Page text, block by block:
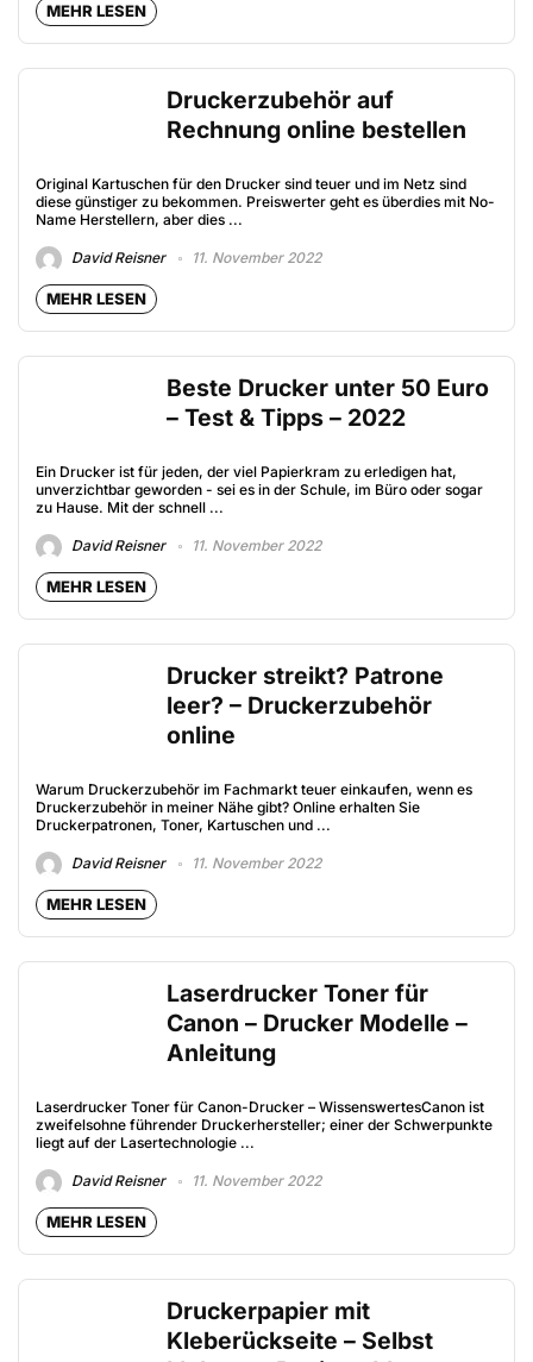
MEHR LESEN
Druckerzubehör auf
Rechnung online bestellen
Original Kartuschen für den Drucker sind teuer und im Netz sind
diese günstiger zu bekommen. Preiswerter geht es überdies mit No-
Name Herstellern, aber dies ...
David Reisner 11. November 2022
MEHR LESEN
Beste Drucker unter 50 Euro
– Test & Tipps – 2022
Ein Drucker ist für jeden, der viel Papierkram zu erledigen hat,
unverzichtbar geworden - sei es in der Schule, im Büro oder sogar
zu Hause. Mit der schnell ...
David Reisner 11. November 2022
MEHR LESEN
Drucker streikt? Patrone
leer? – Druckerzubehör
online
Warum Druckerzubehör im Fachmarkt teuer einkaufen, wenn es
Druckerzubehör in meiner Nähe gibt? Online erhalten Sie
Druckerpatronen, Toner, Kartuschen und ...
David Reisner 11. November 2022
MEHR LESEN
Laserdrucker Toner für
Canon – Drucker Modelle –
Anleitung
Laserdrucker Toner für Canon-Drucker – WissenswertesCanon ist
zweifelsohne führender Druckerhersteller; einer der Schwerpunkte
liegt auf der Lasertechnologie ...
David Reisner 11. November 2022
MEHR LESEN
Druckerpapier mit
Kleberückseite – Selbst